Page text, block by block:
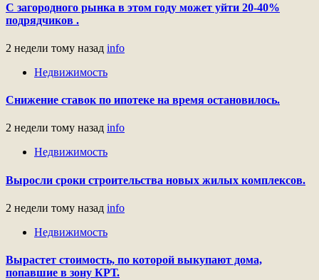
С загородного рынка в этом году может уйти 20-40%
подрядчиков .
2 недели тому назад info
Недвижимость
Снижение ставок по ипотеке на время остановилось.
2 недели тому назад info
Недвижимость
Выросли сроки строительства новых жилых комплексов.
2 недели тому назад info
Недвижимость
Вырастет стоимость, по которой выкупают дома,
попавшие в зону КРТ.